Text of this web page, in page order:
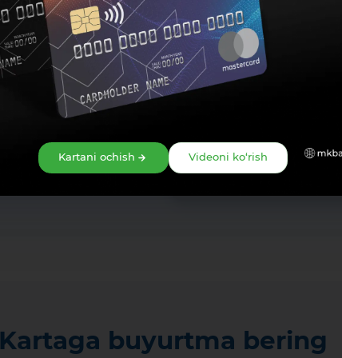
Kartaga buyurtma bering
Kartani ochish Videoni ko‘rish